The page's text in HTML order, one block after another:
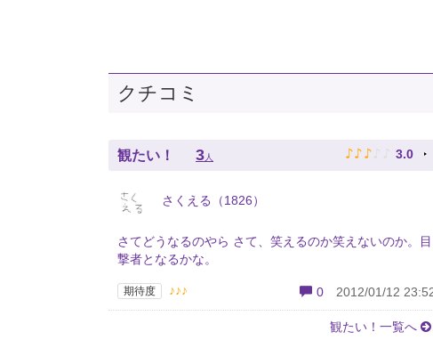
クチコミ
観たい！ 3 人 ♪ ♪ ♪ ♪ ♪ 3.0
さくえる（1826）
さてどうなるのやら さて、笑えるのか笑えないのか。目
撃者となるかな。
期待度 ♪♪♪ 0 2012/01/12
観たい！一覧へ